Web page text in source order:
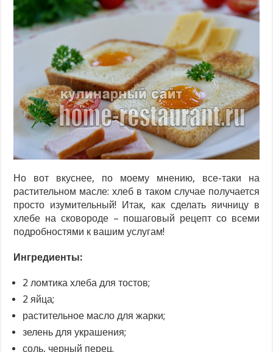
Но вот вкуснее, по моему мнению, все-таки на
растительном масле: хлеб в таком случае получается
просто изумительный! Итак, как сделать яичницу в
хлебе на сковороде – пошаговый рецепт со всеми
подробностями к вашим услугам!
Ингредиенты:
2 ломтика хлеба для тостов;
2 яйца;
растительное масло для жарки;
зелень для украшения;
соль, черный перец.